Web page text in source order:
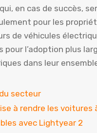
en cas de succès,
pour les
de véhicules
pour l’adoption plus
dans leur
secteur
à rendre les voitures
avec Lightyear 2